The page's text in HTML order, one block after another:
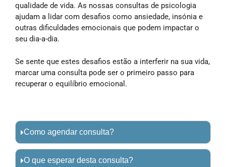
qualidade de vida. As nossas consultas de psicologia
ajudam a lidar com desafios como ansiedade, insónia e
outras dificuldades emocionais que podem impactar o
seu dia-a-dia.
Se sente que estes desafios estão a interferir na sua vida,
marcar uma consulta pode ser o primeiro passo para
recuperar o equilíbrio emocional.
Como agendar consulta?
O que esperar desta consulta?